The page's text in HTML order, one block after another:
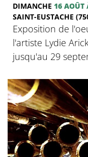
DIMANCHE 16 AOÛT
SAINT-EUSTACHE
Exposition de
l'artiste Lydie
jusqu'au 29